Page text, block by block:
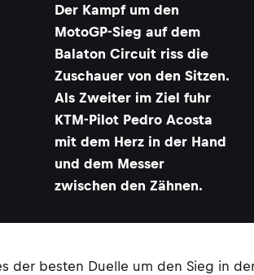
Der Kampf um den
MotoGP-Sieg auf dem
Balaton Circuit riss die
Zuschauer von den Sitzen.
Als Zweiter im Ziel fuhr
KTM-Pilot Pedro Acosta
mit dem Herz in der Hand
und dem Messer
zwischen den Zähnen.
der besten Duelle um den Sieg in